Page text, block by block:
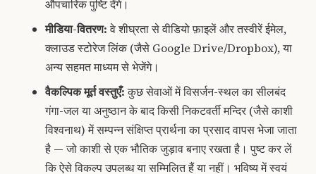
औपचारिक पुष्टि देंगे।
मीडिया-वितरण:वे शीघ्रता से वीडियो फ़ाइलें और तस्वीरें ईमेल,
क्लाउड स्टोरेज लिंक (जैसे Google Drive/Dropbox), या
अन्य सहमत माध्यम से भेजेंगे।
वैकल्पिक मूर्त वस्तुएँ:कुछ सेवाओं में विसर्जन-स्थल का सीलबंद
गंगा-जल या अनुष्ठान के बाद किसी निकटवर्ती मन्दिर (जैसे काशी
विश्वनाथ) में सम्पन्न संक्षिप्त प्रार्थना का प्रसाद वापस भेजा जाता
है — जो काशी से एक भौतिक जुड़ाव बनाए रखता है। पुष्ट कर लें
कि ऐसे विकल्प उपलब्ध या सम्मिलित हैं या नहीं। भविष्य में स्वयं